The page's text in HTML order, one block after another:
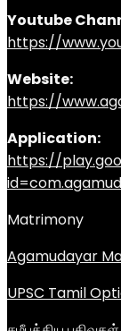
Youtube
https://
Website:
https://
Application:
https://
Matrimony
Agamudayar
UPSC Tamil